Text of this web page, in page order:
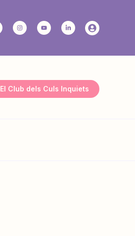
El Club dels Culs Inquiets